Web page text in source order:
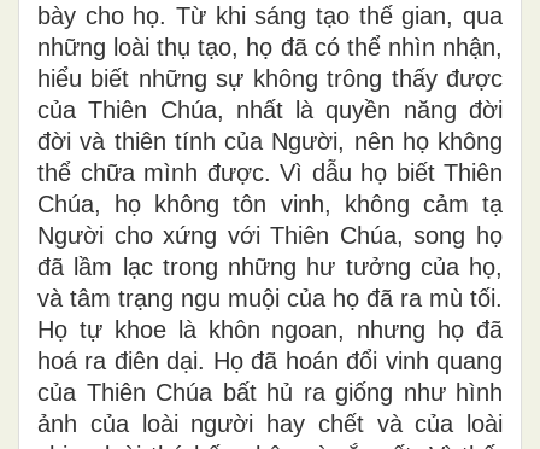
bày cho họ. Từ khi sáng tạo thế gian, qua
những loài thụ tạo, họ đã có thể nhìn nhận,
hiểu biết những sự không trông thấy được
của Thiên Chúa, nhất là quyền năng đời
đời và thiên tính của Người, nên họ không
thể chữa mình được. Vì dẫu họ biết Thiên
Chúa, họ không tôn vinh, không cảm tạ
Người cho xứng với Thiên Chúa, song họ
đã lầm lạc trong những hư tưởng của họ,
và tâm trạng ngu muội của họ đã ra mù tối.
Họ tự khoe là khôn ngoan, nhưng họ đã
hoá ra điên dại. Họ đã hoán đổi vinh quang
của Thiên Chúa bất hủ ra giống như hình
ảnh của loài người hay chết và của loài